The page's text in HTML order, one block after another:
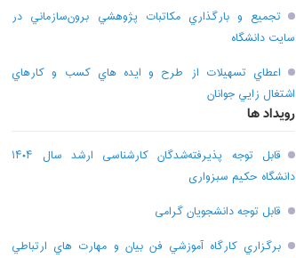
تجميع و بارگذاري مکاتبات پژوهشي برون‌سازماني در
سايت دانشگاه
اعطاي تسهيلات از طرح و ايده هاي کسب و کارهاي
اشتغال زايي جوانان
رویداد ها
قابل توجه پذیرفته‌شدگان کارشناسی ارشد سال ۱۴۰۴
دانشگاه حکیم سبزواری
قابل توجه دانشجویان گرامی
برگزاري کارگاه آموزشي فن بيان و مهارت هاي ارتباطي